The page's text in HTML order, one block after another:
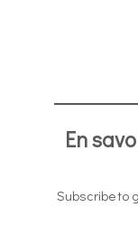
En
Subscribe to